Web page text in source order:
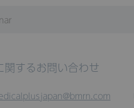
関するお問い合わせ